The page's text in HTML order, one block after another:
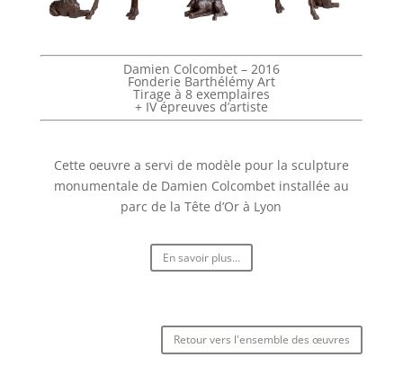
Damien Colcombet – 2016
Fonderie Barthélémy Art
Tirage à 8 exemplaires
+ IV épreuves d’artiste
Cette oeuvre a servi de modèle pour la sculpture
monumentale de Damien Colcombet installée au
parc de la Tête d’Or à Lyon
En savoir plus...
Retour vers l'ensemble des œuvres